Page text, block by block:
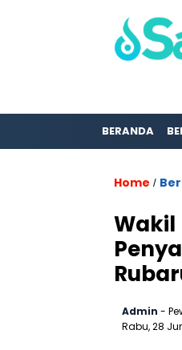
BERANDA
Home /
Wakil
Admin -
Rabu, 28